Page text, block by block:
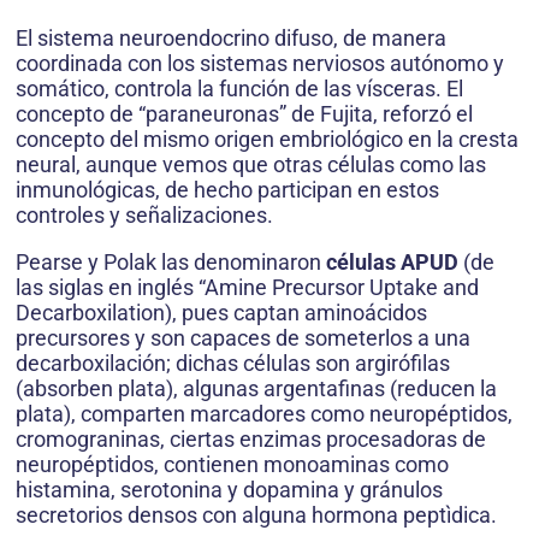
El sistema neuroendocrino difuso, de manera
coordinada con los sistemas nerviosos autónomo y
somático, controla la función de las vísceras. El
concepto de “paraneuronas” de Fujita, reforzó el
concepto del mismo origen embriológico en la cresta
neural, aunque vemos que otras células como las
inmunológicas, de hecho participan en estos
controles y señalizaciones.
Pearse y Polak las denominaron células APUD (de
las siglas en inglés “Amine Precursor Uptake and
Decarboxilation), pues captan aminoácidos
precursores y son capaces de someterlos a una
decarboxilación; dichas células son argirófilas
(absorben plata), algunas argentafinas (reducen la
plata), comparten marcadores como neuropéptidos,
cromograninas, ciertas enzimas procesadoras de
neuropéptidos, contienen monoaminas como
histamina, serotonina y dopamina y gránulos
secretorios densos con alguna hormona peptìdica.